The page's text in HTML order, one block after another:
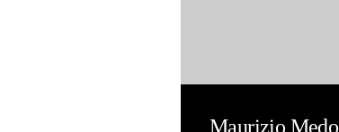
Maurizio Medo